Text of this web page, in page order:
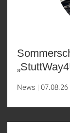
News 07.08.26